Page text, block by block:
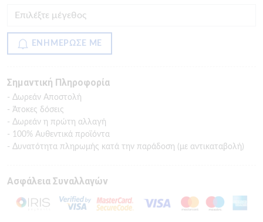
ΕΝΗΜΕΡΩΣΕ ΜΕ
Σημαντική Πληροφορία
- Δωρεάν Αποστολή
- Άτοκες δόσεις
- Δωρεάν η πρώτη αλλαγή
- 100% Αυθεντικά προϊόντα
- Δυνατότητα πληρωμής κατά την παράδοση (με αντικαταβολή)
Ασφάλεια Συναλλαγών